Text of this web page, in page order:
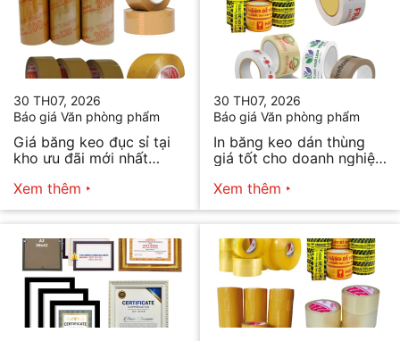
30 TH07, 2026
Báo giá Văn phòng phẩm
Giá băng keo đục sỉ tại
kho ưu đãi mới nhất
Xem thêm
30 TH07, 2026
Báo giá Văn phòng phẩm
In băng keo dán thùng
giá tốt cho doanh nghiệp
Xem thêm